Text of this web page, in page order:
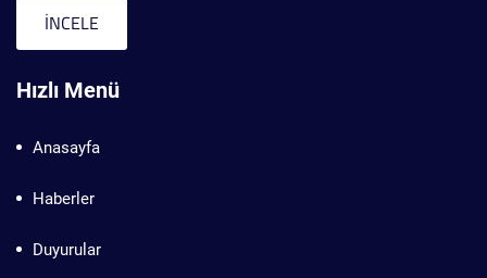
İNCELE
Hızlı Menü
Anasayfa
Haberler
Duyurular